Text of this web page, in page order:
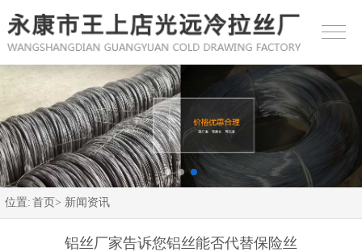
位置: 首页> 新闻资讯
铝丝厂家告诉您铝丝能否代替保险丝